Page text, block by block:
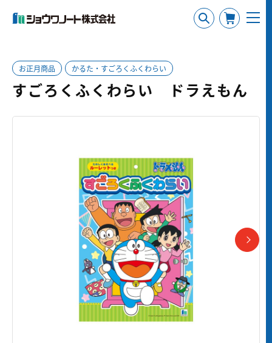
お正月商品 かるた・すごろくふくわらい
すごろくふくわらい ドラえもん